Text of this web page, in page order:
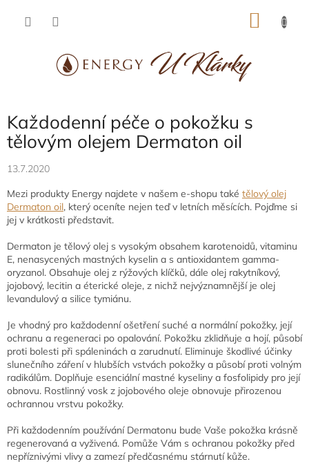
Každodenní péče o pokožku s
tělovým olejem Dermaton oil
13.7.2020
Mezi produkty Energy najdete v našem e-shopu také tělový olej
Dermaton oil, který oceníte nejen teď v letních měsících. Pojďme si
jej v krátkosti představit.
Dermaton je tělový olej s vysokým obsahem karotenoidů, vitaminu
E, nenasycených mastných kyselin a s antioxidantem gamma-
oryzanol. Obsahuje olej z rýžových klíčků, dále olej rakytníkový,
jojobový, lecitin a éterické oleje, z nichž nejvýznamnější je olej
levandulový a silice tymiánu.
Je vhodný pro každodenní ošetření suché a normální pokožky, její
ochranu a regeneraci po opalování. Pokožku zklidňuje a hojí, působí
proti bolesti při spáleninách a zarudnutí. Eliminuje škodlivé účinky
slunečního záření v hlubších vstvách pokožky a působí proti volným
radikálům. Doplňuje esenciální mastné kyseliny a fosfolipidy pro její
obnovu. Rostlinný vosk z jojobového oleje obnovuje přirozenou
ochrannou vrstvu pokožky.
Při každodenním používání Dermatonu bude Vaše pokožka krásně
regenerovaná a vyživená. Pomůže Vám s ochranou pokožky před
nepříznivými vlivy a zamezí předčasnému stárnutí kůže.